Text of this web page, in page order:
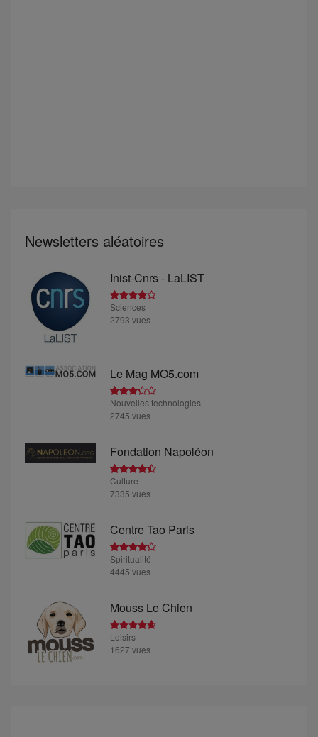
Newsletters aléatoires
Inist-Cnrs - LaLIST
Sciences
2793 vues
Le Mag MO5.com
Nouvelles technologies
2745 vues
Fondation Napoléon
Culture
7335 vues
Centre Tao Paris
Spiritualité
4445 vues
Mouss Le Chien
Loisirs
1627 vues